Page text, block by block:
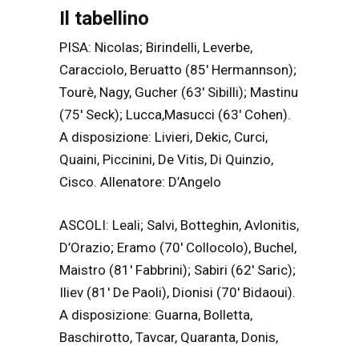
Il tabellino
PISA: Nicolas; Birindelli, Leverbe,
Caracciolo, Beruatto (85′ Hermannson);
Tourè, Nagy, Gucher (63′ Sibilli); Mastinu
(75′ Seck); Lucca,Masucci (63′ Cohen).
A disposizione: Livieri, Dekic, Curci,
Quaini, Piccinini, De Vitis, Di Quinzio,
Cisco. Allenatore: D’Angelo
ASCOLI: Leali; Salvi, Botteghin, Avlonitis,
D’Orazio; Eramo (70′ Collocolo), Buchel,
Maistro (81′ Fabbrini); Sabiri (62′ Saric);
Iliev (81′ De Paoli), Dionisi (70′ Bidaoui).
A disposizione: Guarna, Bolletta,
Baschirotto, Tavcar, Quaranta, Donis,